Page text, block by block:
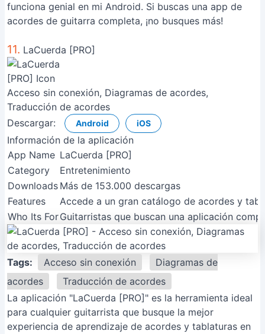
funciona genial en mi Android. Si buscas una app de
acordes de guitarra completa, ¡no busques más!
11. LaCuerda [PRO]
Acceso sin conexión, Diagramas de acordes,
Traducción de acordes
Descargar:
Android iOS
Información de la aplicación
App Name LaCuerda [PRO]
Category
Entretenimiento
Downloads Más de 153.000 descargas
Features
Accede a un gran catálogo de acordes y
Who Its ForGuitarristas que buscan una aplicación
Tags: Acceso sin conexión
Diagramas de
acordes
Traducción de acordes
La aplicación "LaCuerda [PRO]" es la herramienta ideal
para cualquier guitarrista que busque la mejor
experiencia de aprendizaje de acordes y tablaturas en